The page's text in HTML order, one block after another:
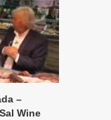
–
Wine